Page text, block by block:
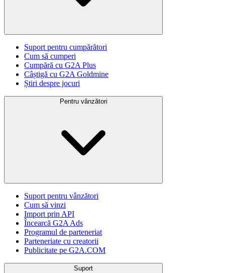
Suport pentru cumpărători
Cum să cumperi
Cumpără cu G2A Plus
Câștigă cu G2A Goldmine
Știri despre jocuri
Pentru vânzători
Suport pentru vânzători
Cum să vinzi
Import prin API
Încearcă G2A Ads
Programul de parteneriat
Parteneriate cu creatorii
Publicitate pe G2A.COM
Suport